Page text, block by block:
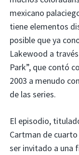
mexicano
tiene elementos
posible que ya
Lakewood a
Park”, que contó
2003 a menudo
de las series.
El episodio,
Cartman de
ser invitado a una